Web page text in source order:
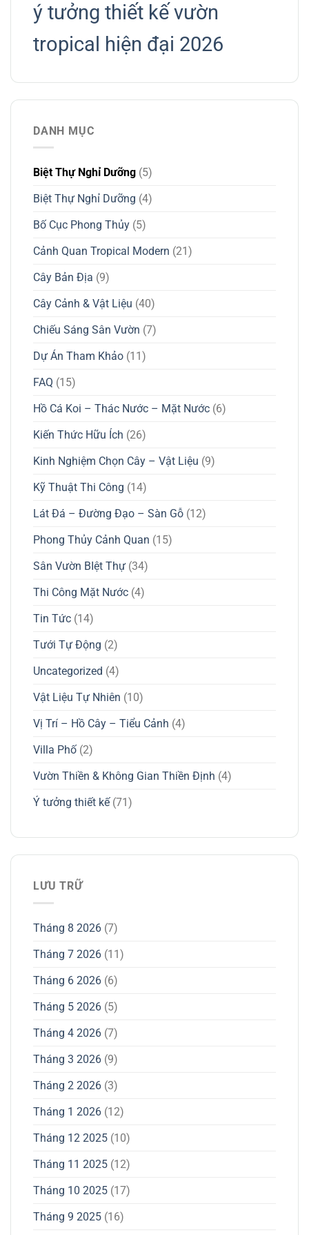
ý tưởng thiết kế vườn
tropical hiện đại 2026
DANH MỤC
Biệt Thự Nghỉ Dưỡng (5)
Biệt Thự Nghỉ Dưỡng (4)
Bố Cục Phong Thủy (5)
Cảnh Quan Tropical Modern (21)
Cây Bản Địa (9)
Cây Cảnh & Vật Liệu (40)
Chiếu Sáng Sân Vườn (7)
Dự Án Tham Khảo (11)
FAQ (15)
Hồ Cá Koi – Thác Nước – Mặt Nước (6)
Kiến Thức Hữu Ích (26)
Kinh Nghiệm Chọn Cây – Vật Liệu (9)
Kỹ Thuật Thi Công (14)
Lát Đá – Đường Đạo – Sàn Gỗ (12)
Phong Thủy Cảnh Quan (15)
Sân Vườn BIệt Thự (34)
Thi Công Mặt Nước (4)
Tin Tức (14)
Tưới Tự Động (2)
Uncategorized (4)
Vật Liệu Tự Nhiên (10)
Vị Trí – Hồ Cây – Tiểu Cảnh (4)
Villa Phố(2)
Vườn Thiền & Không Gian Thiền Định (4)
Ý tưởng thiết kế(71)
LƯU TRỮ
Tháng 8 2026 (7)
Tháng 7 2026 (11)
Tháng 6 2026 (6)
Tháng 5 2026 (5)
Tháng 4 2026 (7)
Tháng 3 2026 (9)
Tháng 2 2026 (3)
Tháng 1 2026 (12)
Tháng 12 2025 (10)
Tháng 11 2025 (12)
Tháng 10 2025 (17)
Tháng 9 2025 (16)